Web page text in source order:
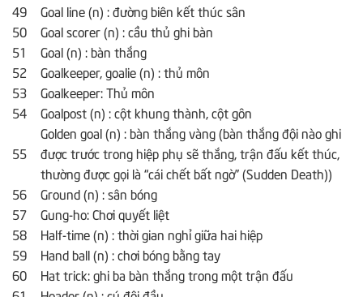
49
Goal line (n) : đường biên kết thúc sân
50
Goal scorer (n) : cầu thủ ghi bàn
51
Goal (n) : bàn thắng
52
Goalkeeper, goalie (n) : thủ môn
53
Goalkeeper: Thủ môn
54
Goalpost (n) : cột khung thành, cột gôn
55
Golden goal (n) : bàn thắng vàng (bàn thắng đội nào ghi
được trước trong hiệp phụ sẽ thắng, trận đấu kết thúc,
thường được gọi là “cái chết bất ngờ” (Sudden Death))
56
Ground (n) : sân bóng
57
Gung-ho: Chơi quyết liệt
58
Half-time (n) : thời gian nghỉ giữa hai hiệp
59
Hand ball (n) : chơi bóng bằng tay
60
Hat trick: ghi ba bàn thắng trong một trận đấu